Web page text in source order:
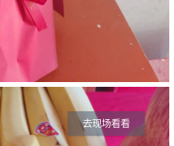
去现场看看